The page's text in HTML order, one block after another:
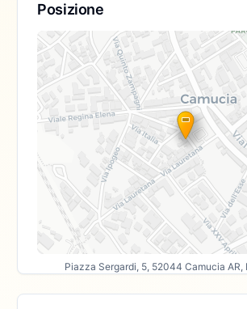
Posizione
Piazza Sergardi, 5, 52044 Camucia AR,